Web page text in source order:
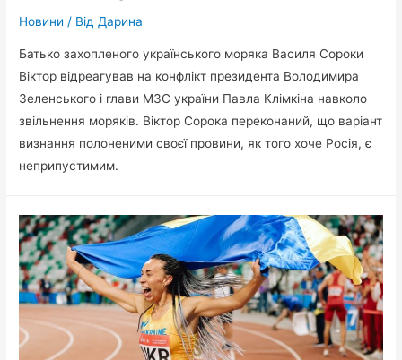
Новини / Від Дарина
Батько захопленого українського моряка Василя Сороки
Віктор відреагував на конфлікт президента Володимира
Зеленського і глави МЗС україни Павла Клімкіна навколо
звільнення моряків. Віктор Сорока переконаний, що варіант
визнання полоненими своєї провини, як того хоче Росія, є
неприпустимим.